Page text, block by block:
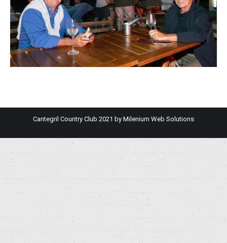
Cantegril Country Club 2021 by Milenium Web Solutions